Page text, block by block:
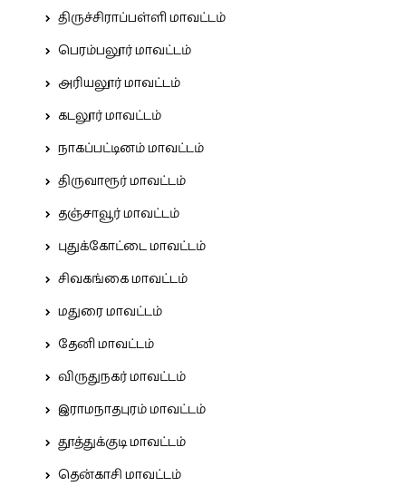
திருச்சிராப்பள்ளி மாவட்டம்
பெரம்பலூர் மாவட்டம்
அரியலூர் மாவட்டம்
கடலூர் மாவட்டம்
நாகப்பட்டினம் மாவட்டம்
திருவாரூர் மாவட்டம்
தஞ்சாவூர் மாவட்டம்
புதுக்கோட்டை மாவட்டம்
சிவகங்கை மாவட்டம்
மதுரை மாவட்டம்
தேனி மாவட்டம்
விருதுநகர் மாவட்டம்
இராமநாதபுரம் மாவட்டம்
தூத்துக்குடி மாவட்டம்
தென்காசி மாவட்டம்